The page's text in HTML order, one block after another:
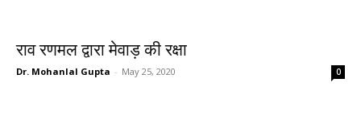
राव रणमल द्वारा मेवाड़ की रक्षा
Dr. Mohanlal Gupta - May 25, 2020 0